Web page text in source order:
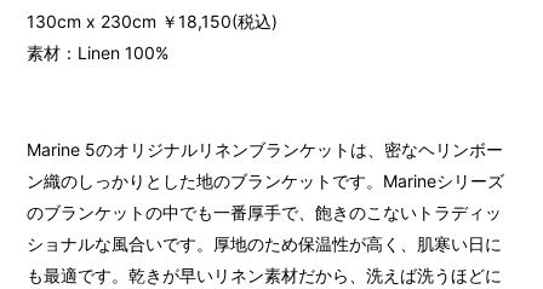
130cm x 230cm ￥18,150(税込)
素材：Linen 100%
Marine 5のオリジナルリネンブランケットは、密なヘリンボー
ン織のしっかりとした地のブランケットです。Marineシリーズ
のブランケットの中でも一番厚手で、飽きのこないトラディッ
ショナルな風合いです。厚地のため保温性が高く、肌寒い日に
も最適です。乾きが早いリネン素材だから、洗えば洗うほどに